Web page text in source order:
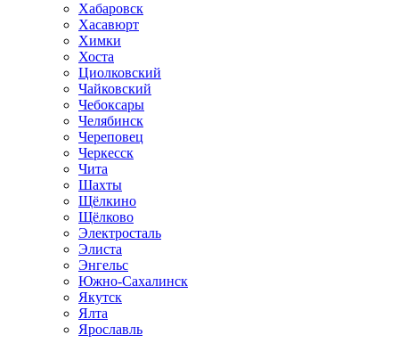
Хабаровск
Хасавюрт
Химки
Хоста
Циолковский
Чайковский
Чебоксары
Челябинск
Череповец
Черкесск
Чита
Шахты
Щёлкино
Щёлково
Электросталь
Элиста
Энгельс
Южно-Сахалинск
Якутск
Ялта
Ярославль